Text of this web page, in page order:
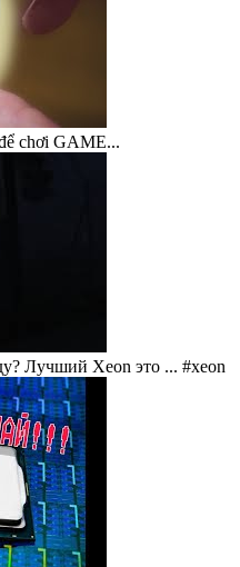
chơi GAME...
Лучший Xeon это ... #xeon